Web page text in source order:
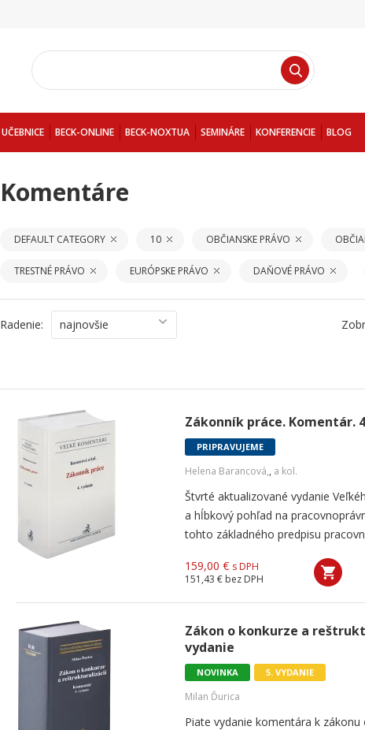
UČEBNICE BECK-ONLINE BECK-NOXTUA SEMINÁRE KONFERENCIE BLOG
Komentáre
DEFAULT CATEGORY 10 OBČIANSKE PRÁVO
TRESTNÉ PRÁVO EURÓPSKE PRÁVO DAŇOVÉ PRÁVO
Radenie: najnovšie
Zákonník práce. Komentár.
PRIPRAVUJEME
Helena Barancová,, a kol.
Štvrté aktualizované vydanie
a hĺbkový pohľad na
tohto základného predpisu
159,00 € s DPH
151,43 € bez DPH
Zákon o konkurze a
vydanie
NOVINKA 5. VYDANIE
Milan Ďurica
Piate vydanie komentára k